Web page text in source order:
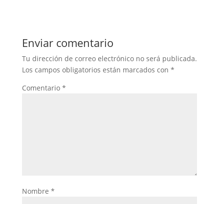
Enviar comentario
Tu dirección de correo electrónico no será publicada.
Los campos obligatorios están marcados con *
Comentario *
Nombre *